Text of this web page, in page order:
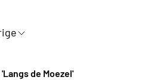
de Moezel'